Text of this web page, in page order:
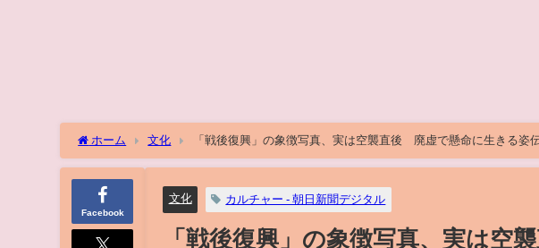
ホーム 文化 「戦後復興」の象徴写真、実は空襲直後 廃虚で懸命に生きる姿
Facebook
文化 カルチャー - 朝日新聞デジタル
「戦後復興」の象徴写真、実は